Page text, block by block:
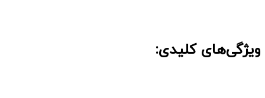
ویژگی‌های کلیدی: